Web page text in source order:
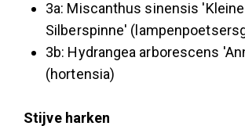
3a: Miscanthus sinensis 'Kleine
Silberspinne'
3b: Hydrangea arborescens
(hortensia)
Stijve harken